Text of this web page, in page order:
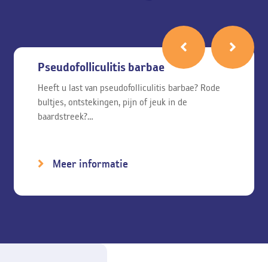
Pseudofolliculitis barbae
Heeft u last van pseudofolliculitis barbae? Rode
bultjes, ontstekingen, pijn of jeuk in de
baardstreek?…
Meer informatie